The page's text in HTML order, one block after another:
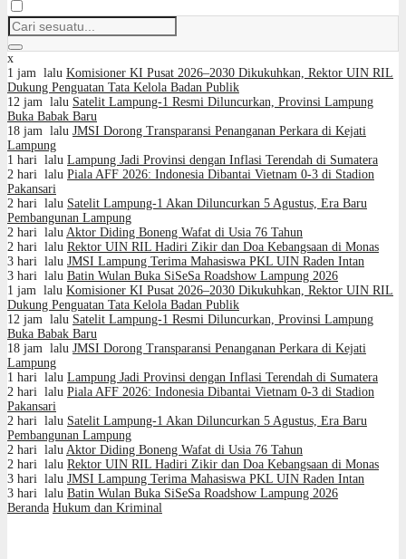
x
1 jam lalu Komisioner KI Pusat 2026–2030 Dikukuhkan, Rektor UIN RIL
Dukung Penguatan Tata Kelola Badan Publik
12 jam lalu Satelit Lampung-1 Resmi Diluncurkan, Provinsi Lampung
Buka Babak Baru
18 jam lalu JMSI Dorong Transparansi Penanganan Perkara di Kejati
Lampung
1 hari lalu Lampung Jadi Provinsi dengan Inflasi Terendah di Sumatera
2 hari lalu Piala AFF 2026: Indonesia Dibantai Vietnam 0-3 di Stadion
Pakansari
2 hari lalu Satelit Lampung-1 Akan Diluncurkan 5 Agustus, Era Baru
Pembangunan Lampung
2 hari lalu Aktor Diding Boneng Wafat di Usia 76 Tahun
2 hari lalu Rektor UIN RIL Hadiri Zikir dan Doa Kebangsaan di Monas
3 hari lalu JMSI Lampung Terima Mahasiswa PKL UIN Raden Intan
3 hari lalu Batin Wulan Buka SiSeSa Roadshow Lampung 2026
1 jam lalu Komisioner KI Pusat 2026–2030 Dikukuhkan, Rektor UIN RIL
Dukung Penguatan Tata Kelola Badan Publik
12 jam lalu Satelit Lampung-1 Resmi Diluncurkan, Provinsi Lampung
Buka Babak Baru
18 jam lalu JMSI Dorong Transparansi Penanganan Perkara di Kejati
Lampung
1 hari lalu Lampung Jadi Provinsi dengan Inflasi Terendah di Sumatera
2 hari lalu Piala AFF 2026: Indonesia Dibantai Vietnam 0-3 di Stadion
Pakansari
2 hari lalu Satelit Lampung-1 Akan Diluncurkan 5 Agustus, Era Baru
Pembangunan Lampung
2 hari lalu Aktor Diding Boneng Wafat di Usia 76 Tahun
2 hari lalu Rektor UIN RIL Hadiri Zikir dan Doa Kebangsaan di Monas
3 hari lalu JMSI Lampung Terima Mahasiswa PKL UIN Raden Intan
3 hari lalu Batin Wulan Buka SiSeSa Roadshow Lampung 2026
Beranda Hukum dan Kriminal